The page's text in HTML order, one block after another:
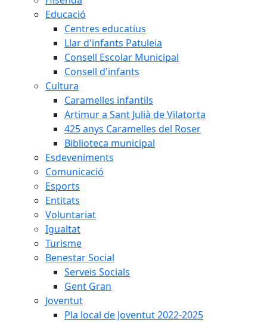
Educació
Centres educatius
Llar d'infants Patuleia
Consell Escolar Municipal
Consell d'infants
Cultura
Caramelles infantils
Artimur a Sant Julià de Vilatorta
425 anys Caramelles del Roser
Biblioteca municipal
Esdeveniments
Comunicació
Esports
Entitats
Voluntariat
Igualtat
Turisme
Benestar Social
Serveis Socials
Gent Gran
Joventut
Pla local de Joventut 2022-2025